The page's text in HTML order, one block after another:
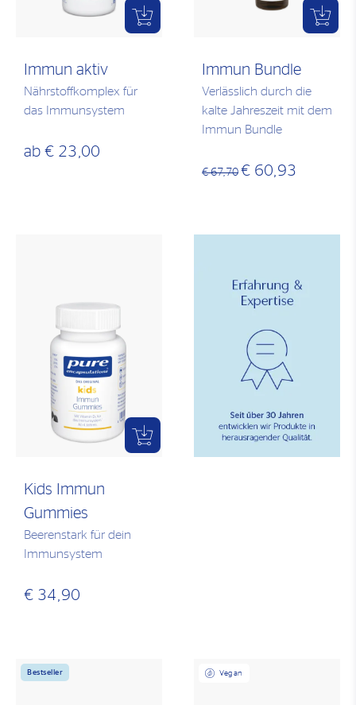
Immun aktiv
Nährstoffkomplex für
das Immunsystem
ab € 23,00
Immun Bundle
Verlässlich durch die
kalte Jahreszeit mit dem
Immun Bundle
€ 67,70 € 60,93
Kids Immun
Gummies
Beerenstark für dein
Immunsystem
€ 34,90
Bestseller Vegan